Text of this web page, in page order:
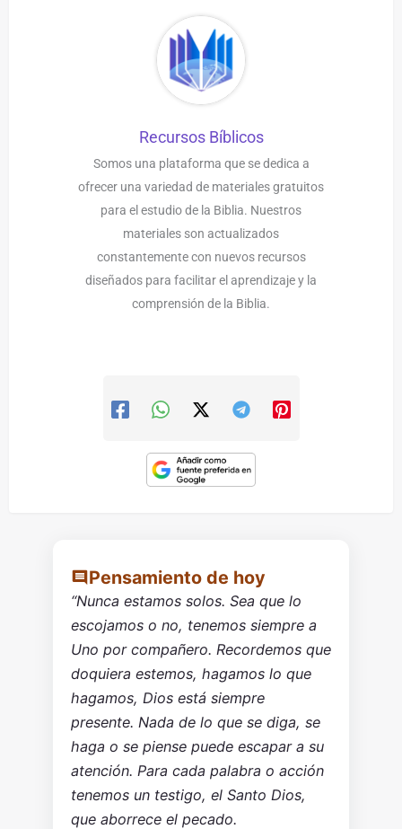
Recursos Bíblicos
Somos una plataforma que se dedica a
ofrecer una variedad de materiales gratuitos
para el estudio de la Biblia. Nuestros
materiales son actualizados
constantemente con nuevos recursos
diseñados para facilitar el aprendizaje y la
comprensión de la Biblia.
Pensamiento de hoy
“Nunca estamos solos. Sea que lo
escojamos o no, tenemos siempre a
Uno por compañero. Recordemos que
doquiera estemos, hagamos lo que
hagamos, Dios está siempre
presente. Nada de lo que se diga, se
haga o se piense puede escapar a su
atención. Para cada palabra o acción
tenemos un testigo, el Santo Dios,
que aborrece el pecado.